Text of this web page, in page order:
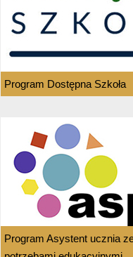
Program Dostępna Szkoła
Program Asystent ucznia